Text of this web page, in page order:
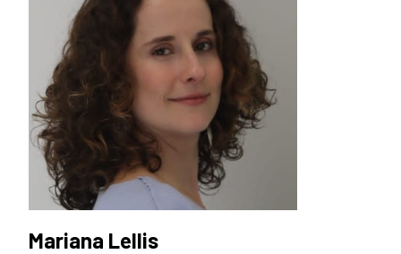
Mariana Lellis